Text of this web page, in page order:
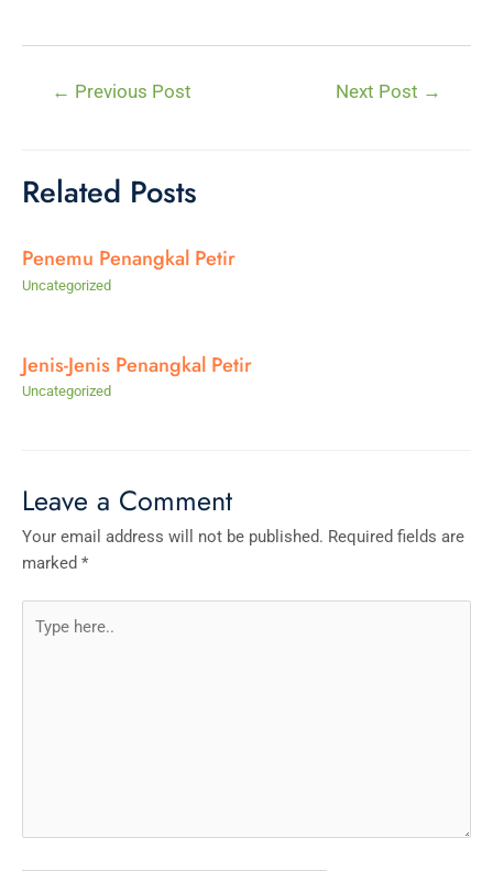
← Previous Post Next Post →
Related Posts
Penemu Penangkal Petir
Uncategorized
Jenis-Jenis Penangkal Petir
Uncategorized
Leave a Comment
Your email address will not be published. Required fields are
marked *
here..